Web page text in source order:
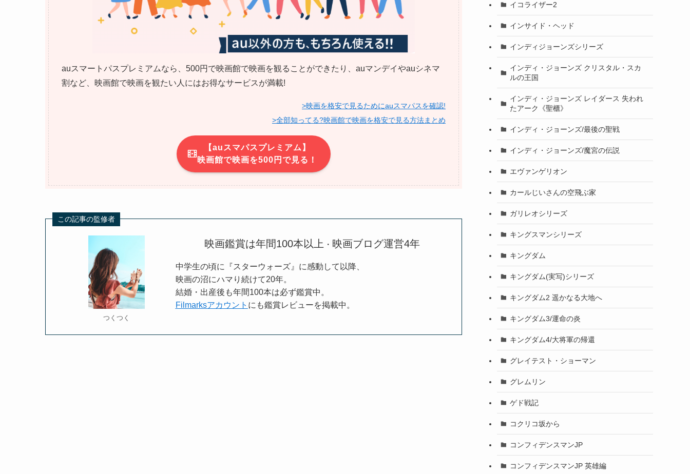
auスマートパスプレミアムなら、500円で映画館で映画を観ることができたり、auマンデイやauシネマ
割など、映画館で映画を観たい人にはお得なサービスが満載!
>映画を格安で見るためにauスマパスを確認!
>全部知ってる?映画館で映画を格安で見る方法まとめ
【auスマパスプレミアム】
映画館で映画を500円で見る！
この記事の監修者
つくつく
映画鑑賞は年間100本以上 ・ 映画ブログ運営4年
中学生の頃に『スターウォーズ』に感動して以降、
映画の沼にハマり続けて20年。
結婚・出産後も年間100本は必ず鑑賞中。
Filmarksアカウント にも鑑賞レビューを掲載中。
イコライザー2
インサイド・ヘッド
インディジョーンズシリーズ
インディ・ジョーンズ クリスタル・スカ
ルの王国
インディ・ジョーンズ レイダース 失われ
たアーク《聖櫃》
インディ・ジョーンズ/最後の聖戦
インディ・ジョーンズ/魔宮の伝説
エヴァンゲリオン
カールじいさんの空飛ぶ家
ガリレオシリーズ
キングスマンシリーズ
キングダム
キングダム(実写)シリーズ
キングダム2 遥かなる大地へ
キングダム3/運命の炎
キングダム4/大将軍の帰還
グレイテスト・ショーマン
グレムリン
ゲド戦記
コクリコ坂から
コンフィデンスマンJP
コンフィデンスマンJP 英雄編